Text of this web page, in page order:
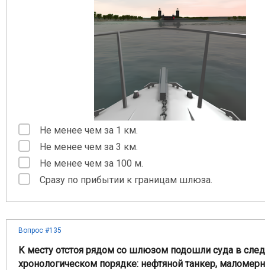
Не менее чем за 1 км.
Не менее чем за 3 км.
Не менее чем за 100 м.
Сразу по прибытии к границам шлюза.
Вопрос #135
К месту отстоя рядом со шлюзом подошли суда в
хронологическом порядке: нефтяной танкер,